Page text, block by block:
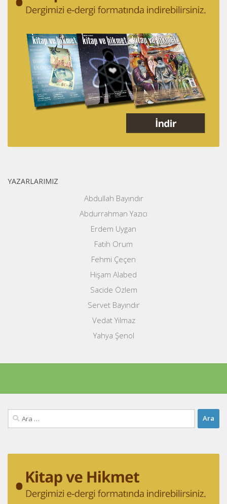
YAZARLARIMIZ
Abdullah Bayındır
Abdurrahman Yazıcı
Erdem Uygan
Fatih Orum
Fehmi Çeçen
Hişam Alabed
Sacide Özlem
Servet Bayındır
Vedat Yılmaz
Yahya Şenol
Arama: